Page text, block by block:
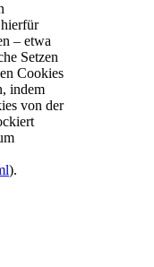
– etwa
Setzen
Cookies
indem
von der
).